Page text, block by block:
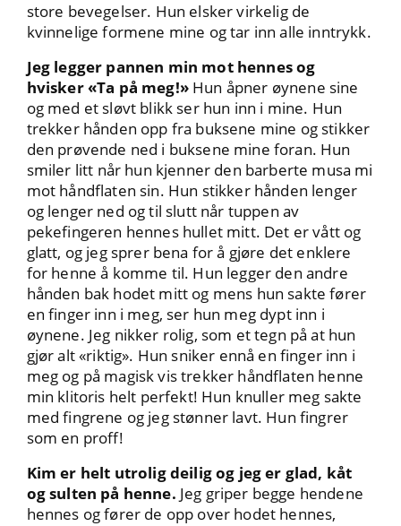
store bevegelser. Hun elsker virkelig de
kvinnelige formene mine og tar inn alle inntrykk.
Jeg legger pannen min mot hennes og
hvisker «Ta på meg!»Hun åpner øynene sine
og med et sløvt blikk ser hun inn i mine. Hun
trekker hånden opp fra buksene mine og stikker
den prøvende ned i buksene mine foran. Hun
smiler litt når hun kjenner den barberte musa mi
mot håndflaten sin. Hun stikker hånden lenger
og lenger ned og til slutt når tuppen av
pekefingeren hennes hullet mitt. Det er vått og
glatt, og jeg sprer bena for å gjøre det enklere
for henne å komme til. Hun legger den andre
hånden bak hodet mitt og mens hun sakte fører
en finger inn i meg, ser hun meg dypt inn i
øynene. Jeg nikker rolig, som et tegn på at hun
gjør alt «riktig». Hun sniker ennå en finger inn i
meg og på magisk vis trekker håndflaten henne
min klitoris helt perfekt! Hun knuller meg sakte
med fingrene og jeg stønner lavt. Hun fingrer
som en proff!
Kim er helt utrolig deilig og jeg er glad, kåt
og sulten på henne. Jeg griper begge hendene
hennes og fører de opp over hodet hennes,